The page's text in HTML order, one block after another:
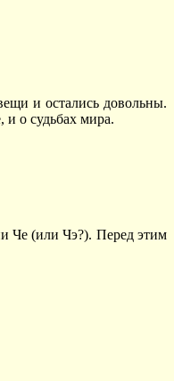
и остались довольны.
о судьбах мира.
Че (или Чэ?). Перед этим